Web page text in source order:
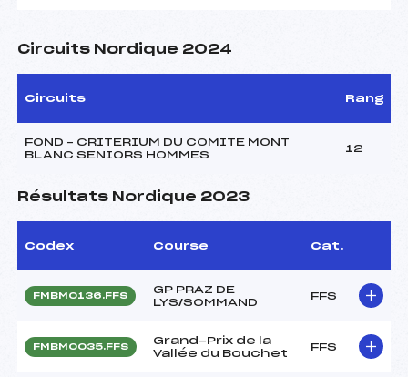
Circuits Nordique 2024
Circuits Rang
FOND – CRITERIUM DU COMITE MONT
BLANC SENIORS HOMMES
12
Résultats Nordique 2023
Codex Course Cat.
FMBM0136.FFS
GP PRAZ DE
LYS/SOMMAND
FFS
FMBM0035.FFS
Grand-Prix de la
Vallée du Bouchet
FFS